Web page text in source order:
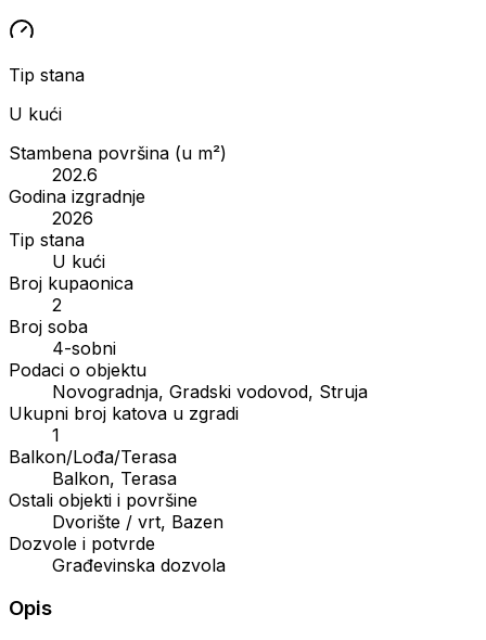
Tip stana
U kući
Stambena površina (u m²)
202.6
Godina izgradnje
2026
Tip stana
U kući
Broj kupaonica
2
Broj soba
4-sobni
Podaci o objektu
Novogradnja, Gradski vodovod, Struja
Ukupni broj katova u zgradi
1
Balkon/Lođa/Terasa
Balkon, Terasa
Ostali objekti i površine
Dvorište / vrt, Bazen
Dozvole i potvrde
Građevinska dozvola
Opis